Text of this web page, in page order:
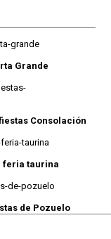
Grande
Consolación
feria taurina
de Pozuelo